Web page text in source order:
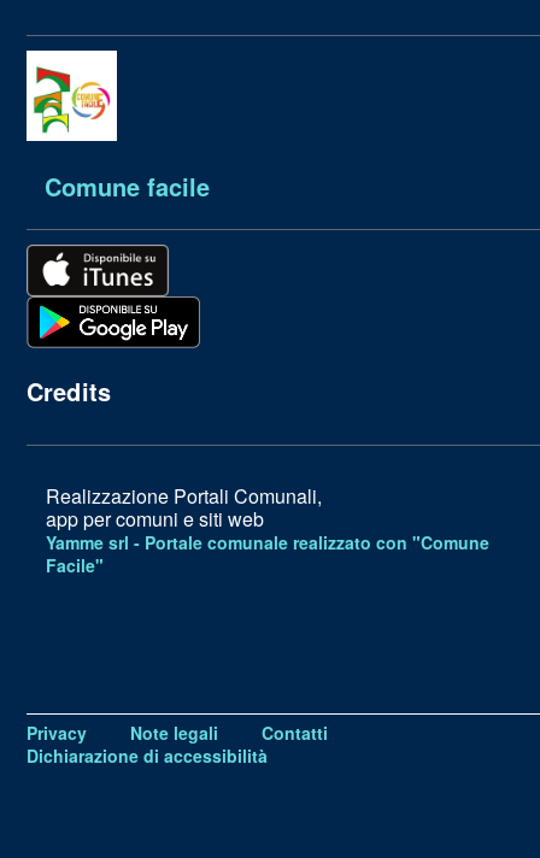
Comune facile
Credits
Realizzazione Portali Comunali,
app per comuni e siti web
Yamme srl - Portale comunale realizzato con "Comune
Facile"
Privacy Note legali
Contatti
Dichiarazione di accessibilità